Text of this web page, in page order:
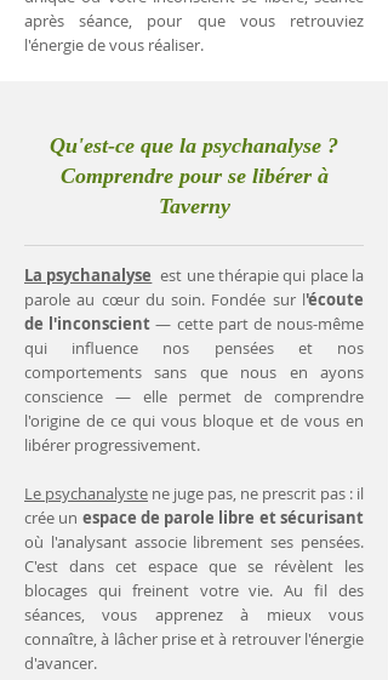
après séance, pour que vous retrouviez
l'énergie de vous réaliser.
Qu'est-ce que la psychanalyse ?
Comprendre pour se libérer à
Taverny
La psychanalyse est une thérapie qui place la
parole au cœur du soin. Fondée sur l'écoute
de l'inconscient— cette part de nous-même
qui influence nos pensées et nos
comportements sans que nous en ayons
conscience — elle permet de comprendre
l'origine de ce qui vous bloque et de vous en
libérer progressivement.
Le psychanalyste ne juge pas, ne prescrit pas : il
crée un espace de parole libre et sécurisant
où l'analysant associe librement ses pensées.
C'est dans cet espace que se révèlent les
blocages qui freinent votre vie. Au fil des
séances, vous apprenez à mieux vous
connaître, à lâcher prise et à retrouver l'énergie
d'avancer.